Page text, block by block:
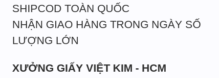
SHIPCOD TOÀN QUỐC
NHẬN GIAO HÀNG TRONG NGÀY SỐ
LƯỢNG LỚN
XƯỞNG GIẤY VIỆT KIM - HCM